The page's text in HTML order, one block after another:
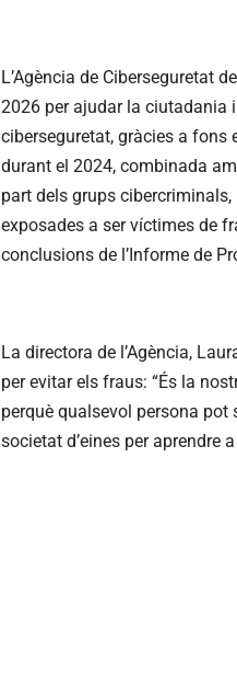
L’Agència de Ciberseguretat
2026 per ajudar la ciutadania
ciberseguretat, gràcies a fons
durant el 2024, combinada
part dels grups
exposades a ser víctimes de
conclusions de l’Informe de
La directora de l’Agència,
per evitar els fraus: “És la
perquè qualsevol persona
societat d’eines per aprendre